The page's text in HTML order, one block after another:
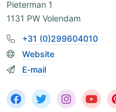
Pieterman 1
1131 PW Volendam
+31 (0)299604010
Website
E-mail